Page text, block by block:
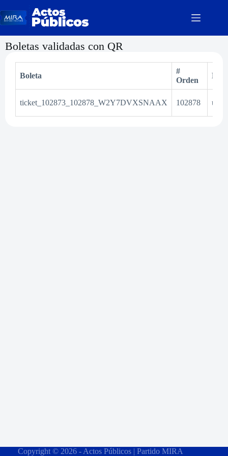
Boletas validadas con QR
Boleta
#
Orden
ticket_102873_102878_W2Y7DVXSNAAX 102878
Copyright © 2026 - Actos Públicos | Partido MIRA